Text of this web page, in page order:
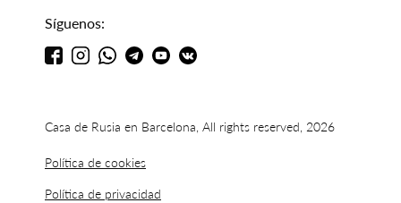
Síguenos:
Casa de Rusia en Barcelona, All rights reserved, 2026
Política de cookies
Política de privacidad